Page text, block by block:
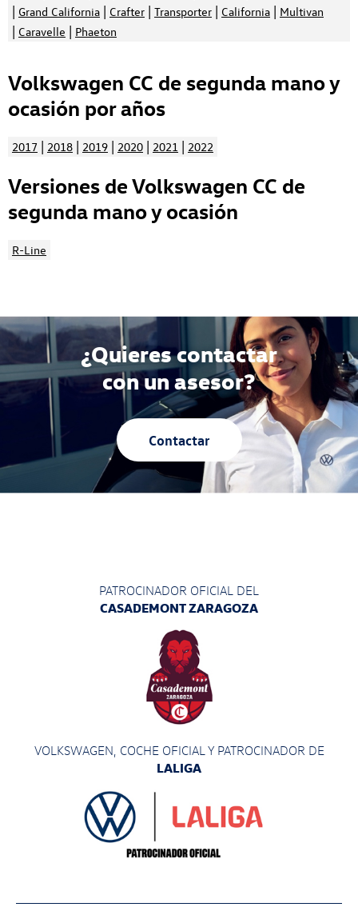
| Grand California | Crafter | Transporter | California | Multivan
| Caravelle | Phaeton
Volkswagen CC de segunda mano y
ocasión por años
2017 | 2018 | 2019 | 2020 | 2021 | 2022
Versiones de Volkswagen CC de
segunda mano y ocasión
R-Line
¿Quieres contactar
con un asesor?
Contactar
PATROCINADOR OFICIAL DEL
CASADEMONT ZARAGOZA
VOLKSWAGEN, COCHE OFICIAL Y PATROCINADOR DE
LALIGA